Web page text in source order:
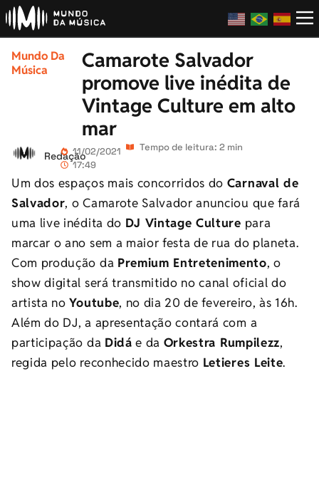
Mundo Da
Música
Camarote Salvador
promove live inédita de
Vintage Culture em alto
mar
Redação11/02/2021
17:49
Tempo de leitura: 2 min
Um dos espaços mais concorridos do Carnaval de
Salvador, o Camarote Salvador anunciou que fará
uma live inédita do DJ Vintage Culture para
marcar o ano sem a maior festa de rua do planeta.
Com produção da Premium Entretenimento, o
show digital será transmitido no canal oficial do
artista noYoutube, no dia 20 de fevereiro, às 16h.
Além do DJ, a apresentação contará com a
participação da Didá e da Orkestra Rumpilezz,
regida pelo reconhecido maestro Letieres Leite.